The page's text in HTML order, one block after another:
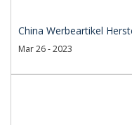
China Werbeartikel
Mar 26 - 2023